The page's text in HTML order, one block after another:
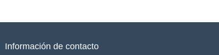
Información de contacto